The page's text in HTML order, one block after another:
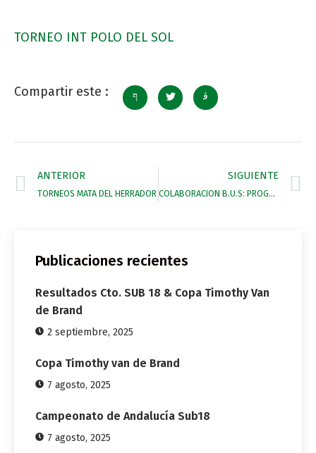
TORNEO INT POLO DEL SOL
Compartir este :
ANTERIOR
TORNEOS MATA DEL HERRADOR
SIGUIENTE
COLABORACION B.U.S: PROGRAMAS DE INGLES
Publicaciones recientes
Resultados Cto. SUB 18 & Copa Timothy Van
de Brand
2 septiembre, 2025
Copa Timothy van de Brand
7 agosto, 2025
Campeonato de Andalucía Sub18
7 agosto, 2025